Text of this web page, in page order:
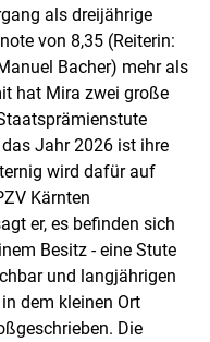
als dreijährige
von 8,35 (Reiterin:
Bacher) mehr als
hat Mira zwei große
Jahr 2026 ist ihre
wird dafür auf
Kärnten
er, es befinden sich
Besitz - eine Stute
und langjährigen
dem kleinen Ort
Die